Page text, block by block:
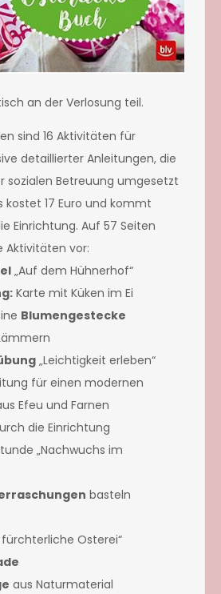
an der Verlosung teil.
sind 16 Aktivitäten für
detaillierter Anleitungen, die
sozialen Betreuung umgesetzt
kostet 17 Euro und kommt
Einrichtung. Auf 57 Seiten
Aktivitäten vor:
„Auf dem Hühnerhof“
Karte mit Küken im Ei
Blumengestecke
„Leichtigkeit erleben“
für einen modernen
Efeu und Farnen
die Einrichtung
„Nachwuchs im
basteln
fürchterliche Osterei“
aus Naturmaterial